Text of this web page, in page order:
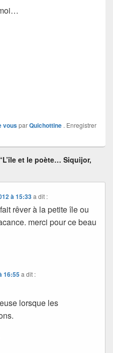
vousparQuichottine . Enregistrer
et le poète… Siquijor,
à 15:33 a dit :
rêver à la petite île ou
merci pour ce beau
16:55a dit :
lorsque les